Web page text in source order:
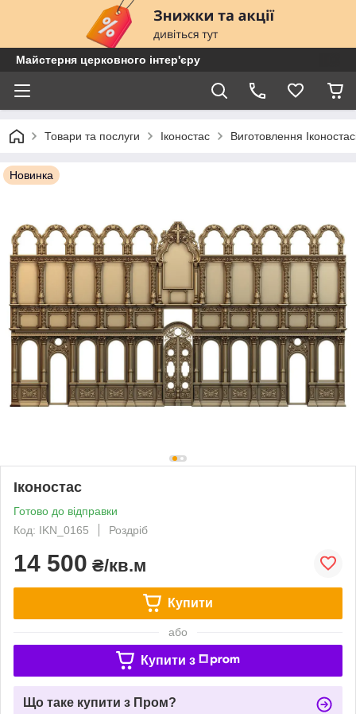
Майстерня церковного інтер'єру
Товари та послуги Іконостас Виготовлення
Новинка
Іконостас
Готово до відправки
Код: IKN_0165
Роздріб
14 500 ₴/кв.м
Купити
або
Купити з
Що таке купити з Пром?